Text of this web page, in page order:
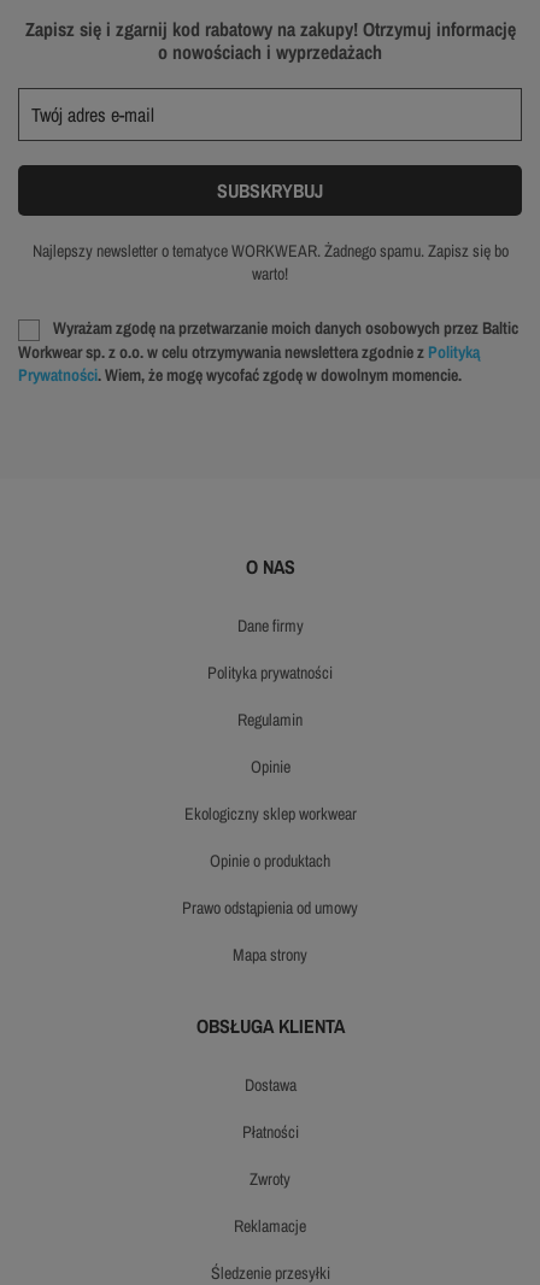
Zapisz się i zgarnij kod rabatowy na zakupy! Otrzymuj informację
o nowościach i wyprzedażach
Najlepszy newsletter o tematyce WORKWEAR. Żadnego spamu. Zapisz się bo
warto!
Wyrażam zgodę na przetwarzanie moich danych osobowych przez Baltic
Workwear sp. z o.o. w celu otrzymywania newslettera zgodnie z Polityką
Prywatności. Wiem, że mogę wycofać zgodę w dowolnym momencie.
O NAS
dane firmy
polityka prywatności
regulamin
opinie
ekologiczny sklep workwear
opinie o produktach
prawo odstąpienia od umowy
mapa strony
OBSŁUGA KLIENTA
dostawa
płatności
zwroty
reklamacje
śledzenie przesyłki